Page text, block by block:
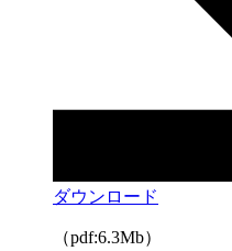
ダウンロード
（pdf:6.3Mb）